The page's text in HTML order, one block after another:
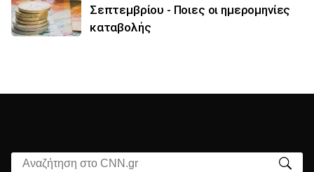
Σεπτεμβρίου - Ποιες οι ημερομηνίες
καταβολής
Αναζήτηση στο CNN.gr